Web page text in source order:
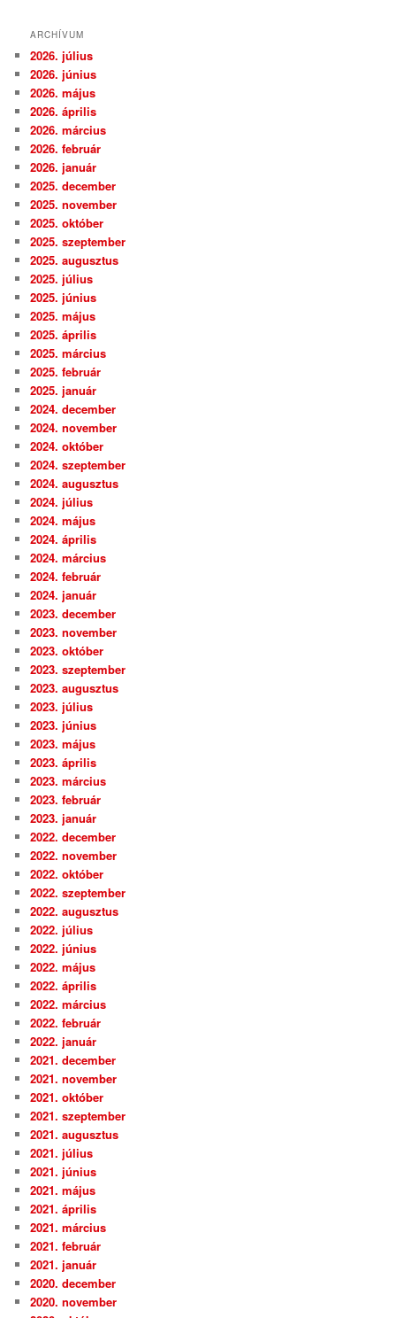
ARCHÍVUM
2026. július
2026. június
2026. május
2026. április
2026. március
2026. február
2026. január
2025. december
2025. november
2025. október
2025. szeptember
2025. augusztus
2025. július
2025. június
2025. május
2025. április
2025. március
2025. február
2025. január
2024. december
2024. november
2024. október
2024. szeptember
2024. augusztus
2024. július
2024. május
2024. április
2024. március
2024. február
2024. január
2023. december
2023. november
2023. október
2023. szeptember
2023. augusztus
2023. július
2023. június
2023. május
2023. április
2023. március
2023. február
2023. január
2022. december
2022. november
2022. október
2022. szeptember
2022. augusztus
2022. július
2022. június
2022. május
2022. április
2022. március
2022. február
2022. január
2021. december
2021. november
2021. október
2021. szeptember
2021. augusztus
2021. július
2021. június
2021. május
2021. április
2021. március
2021. február
2021. január
2020. december
2020. november